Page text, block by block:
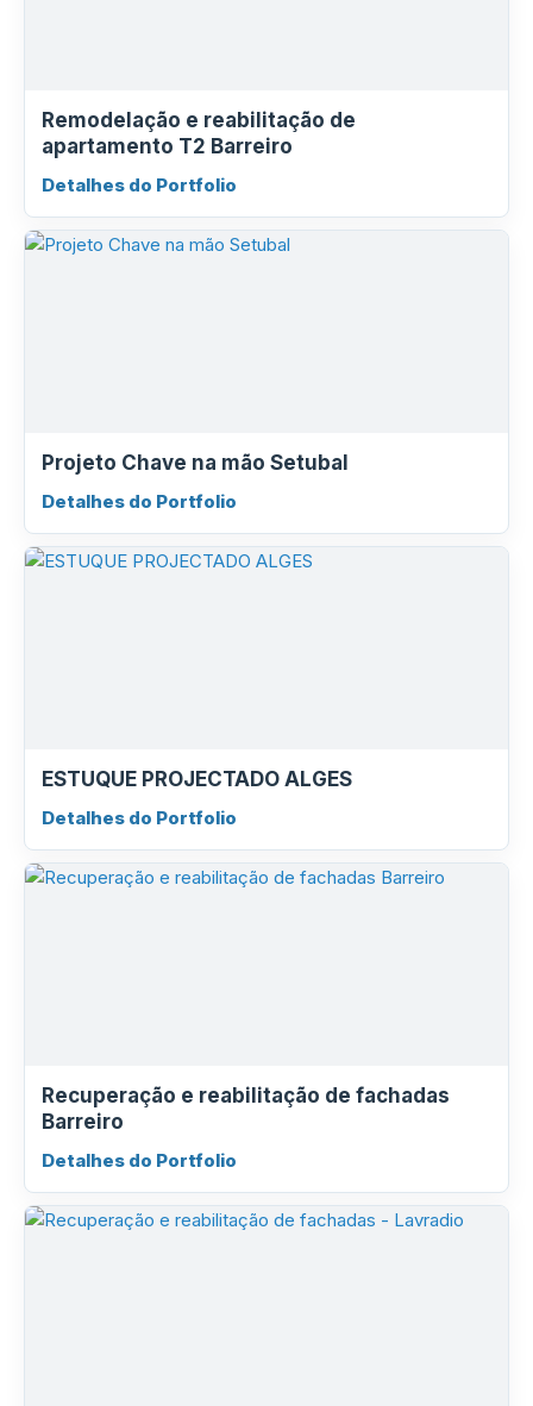
Remodelação e reabilitação de
apartamento T2 Barreiro
Detalhes do Portfolio
Projeto Chave na mão Setubal
Detalhes do Portfolio
ESTUQUE PROJECTADO ALGES
Detalhes do Portfolio
Recuperação e reabilitação de fachadas
Barreiro
Detalhes do Portfolio